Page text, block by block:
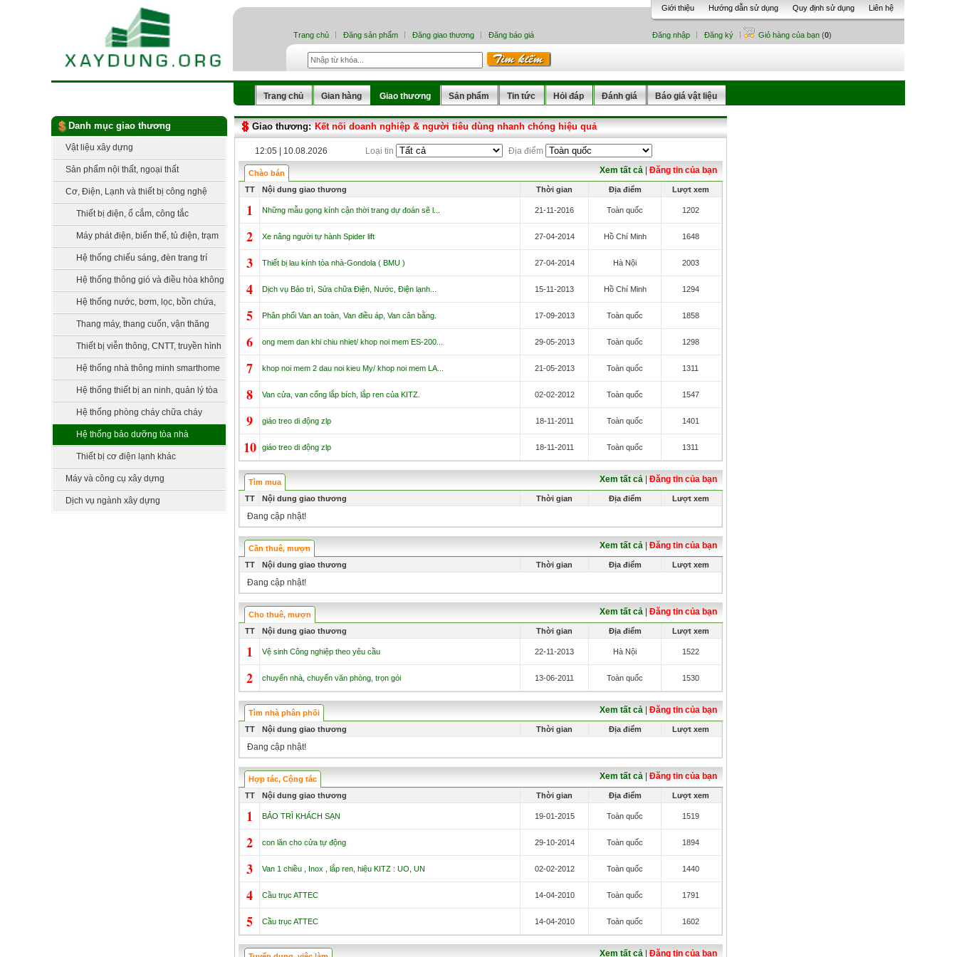
Giới thiệu Hướng dẫn sử dụng Quy định sử dụng Liên hệ
Trang chủ Đăng sản phẩm Đăng giao thương Đăng báo giá Đăng nhập Đăng ký Giỏ hàng của bạn (0)
Trang chủ Gian hàng Giao thương Sản phẩm Tin tức Hỏi đáp Đánh giá Báo giá vật liệu
Danh mục giao thương
Vật liệu xây dựng
Sản phẩm nội thất, ngoại thất
Cơ, Điện, Lạnh và thiết bị công nghệ
Thiết bị điện, ổ cắm, công tắc
Máy phát điện, biến thế, tủ điện, trạm
Hệ thống chiếu sáng, đèn trang trí
Hệ thống thông gió và điều hòa không
Hệ thống nước, bơm, lọc, bồn chứa,
xử lý nướcThang máy, thang cuốn, vận thăng
Thiết bị viễn thông, CNTT, truyền hình
Hệ thống nhà thông minh smarthome
Hệ thống thiết bị an ninh, quản lý tòa
Hệ thống phòng cháy chữa cháy
Hệ thống bảo dưỡng tòa nhà
Thiết bị cơ điện lạnh khác
Máy và công cụ xây dựng
Dịch vụ ngành xây dựng
Giao thương: Kết nối doanh nghiệp & người tiêu dùng nhanh chóng hiệu quả
12:05 | 10.08.2026 Loại tin Địa điểm
Chào bán Xem tất cả Đăng tin của bạn
TT Nội dung giao thương Thời gian Địa điểm Lượt xem
1 Những mẫu gọng kính cận thời trang dự đoán sẽ l... 21-11-2016 Toàn quốc 1202
2 Xe nâng người tự hành Spider lift 27-04-2014 Hồ Chí Minh 1648
3 Thiết bị lau kính tòa nhà-Gondola ( BMU ) 27-04-2014 Hà Nội 2003
4 Dịch vụ Bảo trì, Sửa chữa Điện, Nước, Điện lạnh... 15-11-2013 Hồ Chí Minh 1294
5 Phân phối Van an toàn, Van điều áp, Van cân bằng. 17-09-2013 Toàn quốc 1858
6 ong mem dan khi chiu nhiet/ khop noi mem ES-200... 29-05-2013 Toàn quốc 1298
7 khop noi mem 2 dau noi kieu My/ khop noi mem LA... 21-05-2013 Toàn quốc 1311
8 Van cửa, van cổng lắp bích, lắp ren của KITZ. 02-02-2012 Toàn quốc 1547
9 giáo treo di động zlp 18-11-2011 Toàn quốc 1401
10 giáo treo di động zlp 18-11-2011 Toàn quốc 1311
Tìm mua Xem tất cả Đăng tin của bạn
TT Nội dung giao thương Thời gian Địa điểm Lượt xem
Đang cập nhật!
Cần thuê, mượn Xem tất cả Đăng tin của bạn
TT Nội dung giao thương Thời gian Địa điểm Lượt xem
Đang cập nhật!
Cho thuê, mượn Xem tất cả Đăng tin của bạn
TT Nội dung giao thương Thời gian Địa điểm Lượt xem
1 Vệ sinh Công nghiệp theo yêu cầu 22-11-2013 Hà Nội 1522
2 chuyển nhà, chuyển văn phòng, trọn gói 13-06-2011 Toàn quốc 1530
Tìm nhà phân phối Xem tất cả Đăng tin của bạn
TT Nội dung giao thương Thời gian Địa điểm Lượt xem
Đang cập nhật!
Hợp tác, Cộng tác Xem tất cả Đăng tin của bạn
TT Nội dung giao thương Thời gian Địa điểm Lượt xem
1 BẢO TRÌ KHÁCH SẠN 19-01-2015 Toàn quốc 1519
2 con lăn cho cửa tự động 29-10-2014 Toàn quốc 1894
3 Van 1 chiều , Inox , lắp ren, hiệu KITZ : UO, UN 02-02-2012 Toàn quốc 1440
4 Cầu trục ATTEC 14-04-2010 Toàn quốc 1791
5 Cầu trục ATTEC 14-04-2010 Toàn quốc 1602
Xem tất cả Đăng tin của bạn